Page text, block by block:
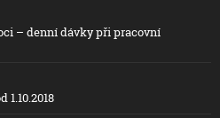
– denní dávky při pracovní